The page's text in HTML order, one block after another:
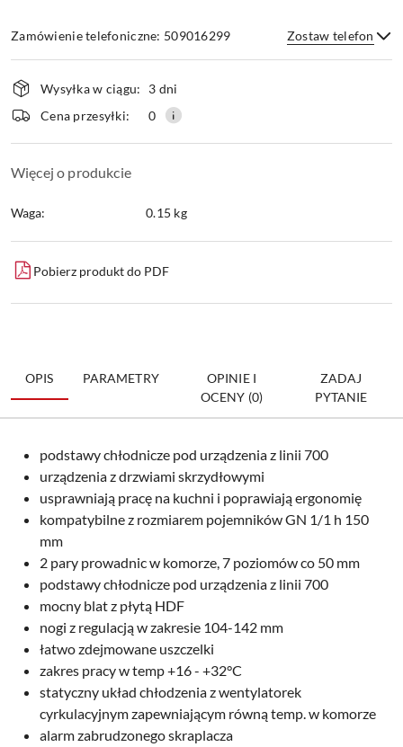
Zamówienie telefoniczne: 509016299 Zostaw telefon
Wyślij
Dostępność
i
dostawa
Wysyłka w ciągu:
3 dni
Cena przesyłki:
0
Więcej o produkcie
Waga: 0.15 kg
Pobierz produkt do PDF
OPIS PARAMETRY
OPINIE I
OCENY (0)
ZADAJ
PYTANIE
podstawy chłodnicze pod urządzenia z linii 700
urządzenia z drzwiami skrzydłowymi
usprawniają pracę na kuchni i poprawiają ergonomię
kompatybilne z rozmiarem pojemników GN 1/1 h 150
mm
2 pary prowadnic w komorze, 7 poziomów co 50 mm
podstawy chłodnicze pod urządzenia z linii 700
mocny blat z płytą HDF
nogi z regulacją w zakresie 104-142 mm
łatwo zdejmowane uszczelki
zakres pracy w temp +16 - +32°C
statyczny układ chłodzenia z wentylatorek
cyrkulacyjnym zapewniającym równą temp. w komorze
alarm zabrudzonego skraplacza